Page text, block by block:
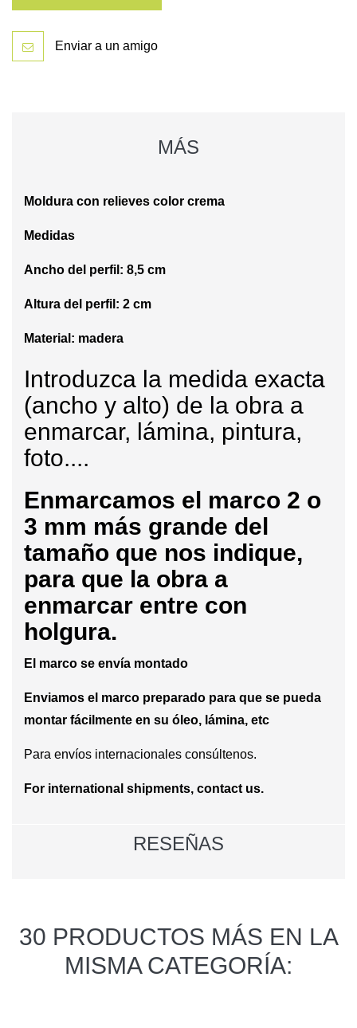
Enviar a un amigo
MÁS
Moldura con relieves color crema
Medidas
Ancho del perfil: 8,5 cm
Altura del perfil: 2 cm
Material: madera
Introduzca la medida exacta
(ancho y alto) de la obra a
enmarcar, lámina, pintura,
foto....
Enmarcamos el marco 2 o
3 mm más grande del
tamaño que nos indique,
para que la obra a
enmarcar entre con
holgura.
El marco se envía montado
Enviamos el marco preparado para que se pueda
montar fácilmente en su óleo, lámina, etc
Para envíos internacionales consúltenos.
For international shipments, contact us.
RESEÑAS
30 PRODUCTOS MÁS EN LA
MISMA CATEGORÍA: